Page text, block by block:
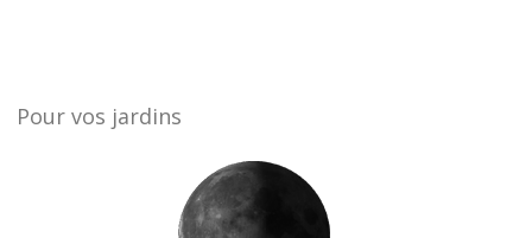
Pour vos jardins